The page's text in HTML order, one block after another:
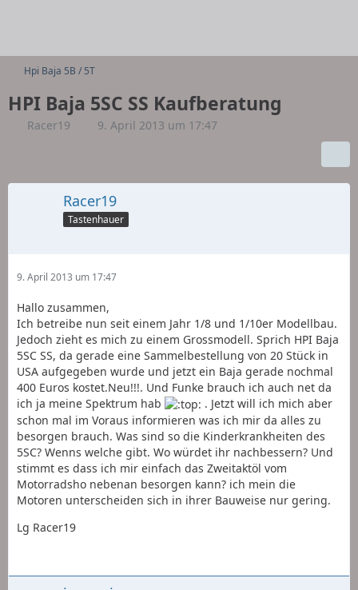
Hpi Baja 5B / 5T
HPI Baja 5SC SS Kaufberatung
Racer19 9. April 2013 um 17:47
Racer19
Tastenhauer
9. April 2013 um 17:47
Hallo zusammen,
Ich betreibe nun seit einem Jahr 1/8 und 1/10er Modellbau.
Jedoch zieht es mich zu einem Grossmodell. Sprich HPI Baja
5SC SS, da gerade eine Sammelbestellung von 20 Stück in
USA aufgegeben wurde und jetzt ein Baja gerade nochmal
400 Euros kostet.Neu!!!. Und Funke brauch ich auch net da
ich ja meine Spektrum hab
. Jetzt will ich mich aber
schon mal im Voraus informieren was ich mir da alles zu
besorgen brauch. Was sind so die Kinderkrankheiten des
5SC? Wenns welche gibt. Wo würdet ihr nachbessern? Und
stimmt es dass ich mir einfach das Zweitaktöl vom
Motorradsho nebenan besorgen kann? ich mein die
Motoren unterscheiden sich in ihrer Bauweise nur gering.
Lg Racer19